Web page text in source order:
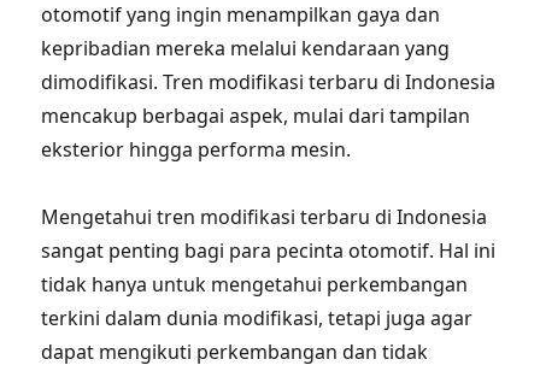
otomotif yang ingin menampilkan gaya dan
kepribadian mereka melalui kendaraan yang
dimodifikasi. Tren modifikasi terbaru di Indonesia
mencakup berbagai aspek, mulai dari tampilan
eksterior hingga performa mesin.
Mengetahui tren modifikasi terbaru di Indonesia
sangat penting bagi para pecinta otomotif. Hal ini
tidak hanya untuk mengetahui perkembangan
terkini dalam dunia modifikasi, tetapi juga agar
dapat mengikuti perkembangan dan tidak